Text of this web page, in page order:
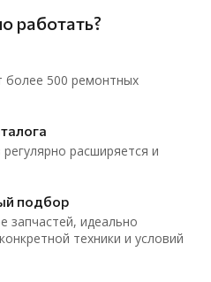
работать?
500 ремонтных
расширяется и
подбор
идеально
техники и условий